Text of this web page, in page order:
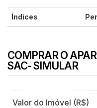
Índices
COMPRAR O
SAC- SIMULAR
Valor do Imóvel (R$)